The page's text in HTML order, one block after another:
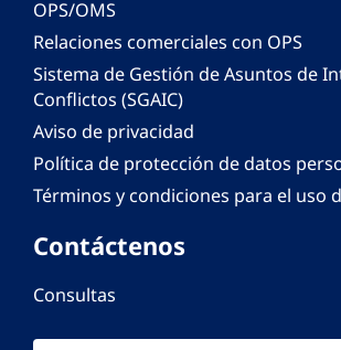
OPS/OMS
Relaciones comerciales con OPS
Sistema de Gestión de Asuntos de
Conflictos (SGAIC)
Aviso de privacidad
Política de protección de datos
Términos y condiciones para el uso
Contáctenos
Consultas